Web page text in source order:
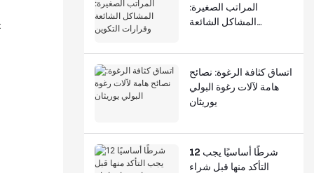
قيمة الهيدروكسيل: عدد ملليغرامات من هيدروكسيد البوتاسيوم المكافئ لمحتوى الهيدروكسيل لكل غرام من العينة ، محسوبة على أنها:
المراتب الصغيرة:
المشاكل الشائعة
اتساق كثافة الرغوة: نصائح
هامة لآلات رغوة البولي
يوريثان
12 شرطًا أساسيًا يجب
التأكد منها قبل شراء